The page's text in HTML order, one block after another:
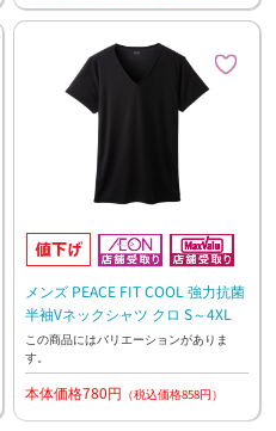
メンズ PEACE FIT COOL 強力抗菌
半袖Vネックシャツ クロ S～4XL
この商品にはバリエーションがありま
す。
本体価格780円 （税込価格858円）